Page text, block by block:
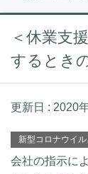
＜休業支
するとき
更新日 : 2020
新型コロナウイ
会社の指示に